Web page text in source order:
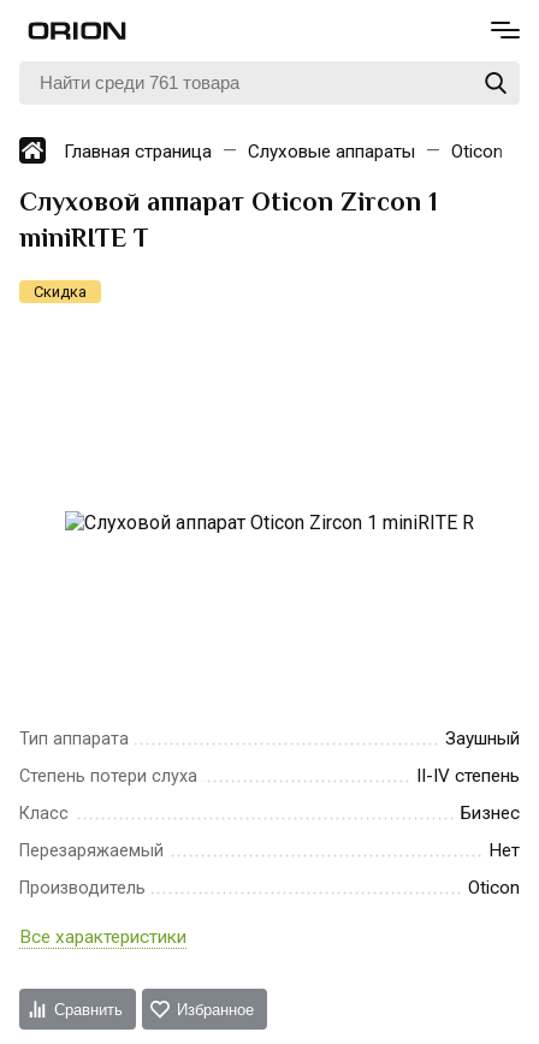
Главная страница Слуховые аппараты Oticon
Слуховой аппарат Oticon Zircon 1
miniRITE T
Скидка
Тип аппарата Заушный
Степень потери слуха II-IV степень
Класс Бизнес
Перезаряжаемый Нет
Производитель Oticon
Все характеристики
Сравнить Избранное